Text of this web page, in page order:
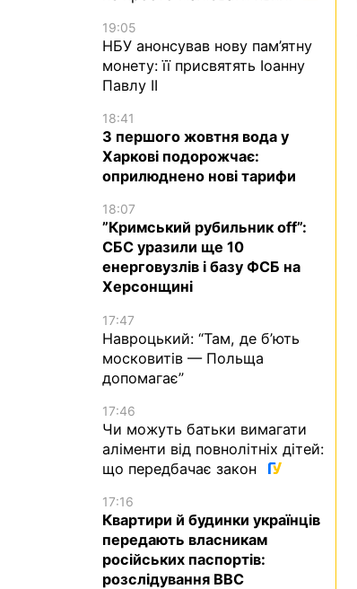
19:05
НБУ анонсував нову пам’ятну
монету: її присвятять Іоанну
Павлу II
18:41
З першого жовтня вода у
Харкові подорожчає:
оприлюднено нові тарифи
18:07
”Кримський рубильник off”:
СБС уразили ще 10
енерговузлів і базу ФСБ на
Херсонщині
17:47
Навроцький: “Там, де б’ють
московитів — Польща
допомагає”
17:46
Чи можуть батьки вимагати
аліменти від повнолітніх дітей:
що передбачає закон
17:16
Квартири й будинки українців
передають власникам
російських паспортів:
розслідування BBC